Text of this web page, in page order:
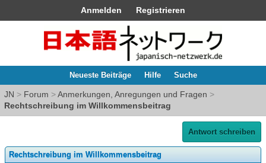
Anmelden Registrieren
Neueste Beiträge Hilfe Suche
JN > Forum >Anmerkungen, Anregungen und Fragen >
Rechtschreibung im Willkommensbeitrag
Antwort schreiben
Rechtschreibung im Willkommensbeitrag